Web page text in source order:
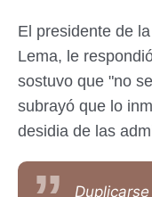
El presidente de
Lema, le
sostuvo que "no
subrayó que lo
desidia de las